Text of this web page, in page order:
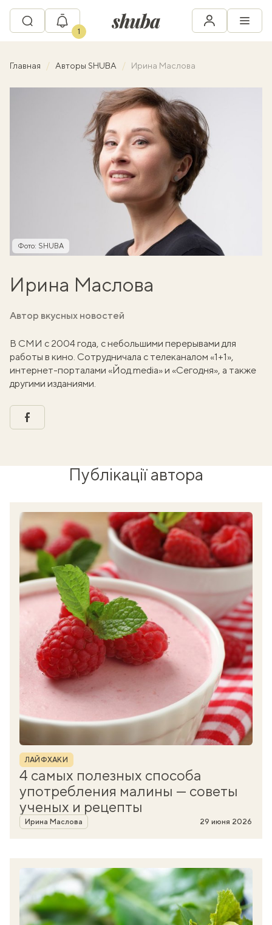
1
Главная Авторы SHUBA Ирина Маслова
Фото: SHUBA
Ирина Маслова
Автор вкусных новостей
В СМИ с 2004 года, с небольшими перерывами для
работы в кино. Сотрудничала с телеканалом «1+1»,
интернет-порталами «Йод.media» и «Сегодня», а также
другими изданиями.
facebook
Публікації автора
Рубрика
ЛАЙФХАКИ
4 самых полезных способа
употребления малины — советы
ученых и рецепты
Автор
Ирина Маслова 29 июня 2026